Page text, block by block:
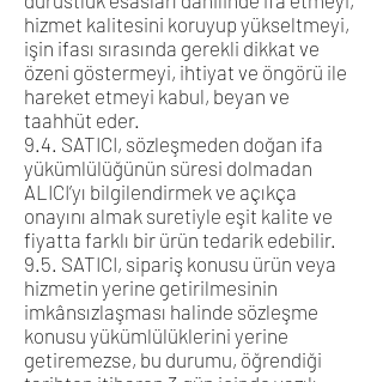
hizmet kalitesini koruyup yükseltmeyi,
işin ifası sırasında gerekli dikkat ve
özeni göstermeyi, ihtiyat ve öngörü ile
hareket etmeyi kabul, beyan ve
taahhüt eder.
9.4. SATICI, sözleşmeden doğan ifa
yükümlülüğünün süresi dolmadan
ALICI’yı bilgilendirmek ve açıkça
onayını almak suretiyle eşit kalite ve
fiyatta farklı bir ürün tedarik edebilir.
9.5. SATICI, sipariş konusu ürün veya
hizmetin yerine getirilmesinin
imkânsızlaşması halinde sözleşme
konusu yükümlülüklerini yerine
getiremezse, bu durumu, öğrendiği